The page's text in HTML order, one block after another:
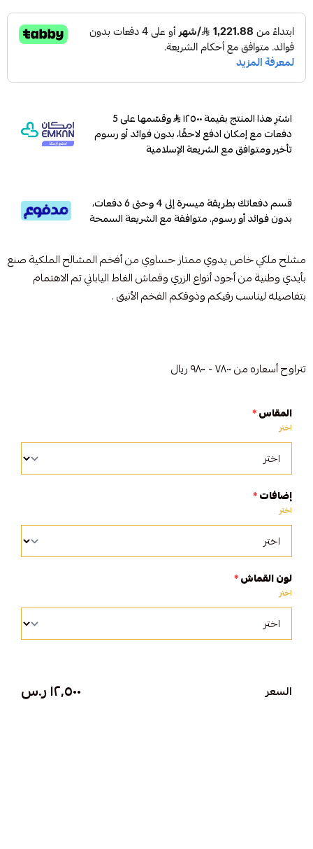
اشترِ هذا المنتج بقيمة ١٢٥٠٠
وقسّمها على 5
دفعات مع إمكان ادفع لاحقًا، بدون فوائد أو رسوم
تأخير ومتوافق مع الشريعة الإسلامية
قسم دفعاتك بطريقة ميسرة إلى 4 وحتى 6 دفعات،
بدون فوائد أو رسوم. متوافقة مع الشريعة السمحة
مشلح ملكي خاص يدوي ممتاز حساوي من أفخم المشالح الملكية صنع
بأيدي وطنية من أجود أنواع الزري وقماش الغاط الياباني تم الاهتمام
بتفاصيله ليناسب رقيكم وذوقكم الفخم الأنيق .
تتراوح أسعاره من ٧٨٠٠ - ٩٨٠٠ ريال
المقاس*
اختر
إضافات*
اختر
لون القماش*
اختر
السعر ١٢٬٥٠٠ ر.س